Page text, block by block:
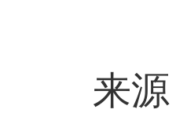
来源：